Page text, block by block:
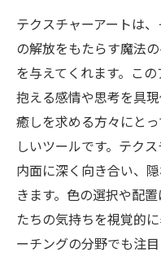
テクスチャーアートは
の解放をもたらす魔法
を与えてくれます。こ
抱える感情や思考を具
癒しを求める方々にと
しいツールです。テク
内面に深く向き合い、
きます。色の選択や配
たちの気持ちを視覚的
ーチングの分野でも注